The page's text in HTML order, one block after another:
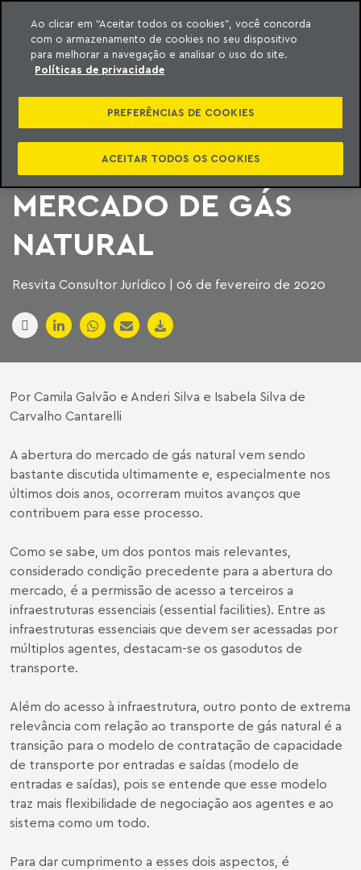
o conteúdo
Machado Meyer
MAIS UM PASSO NA
CORRIDA PARA A
ABERTURA DO
MERCADO DE GÁS
NATURAL
Resvita Consultor Jurídico | 06 de fevereiro de 2020
Por Camila Galvão e Anderi Silva e Isabela Silva de
Carvalho Cantarelli
A abertura do mercado de gás natural vem sendo
bastante discutida ultimamente e, especialmente nos
últimos dois anos, ocorreram muitos avanços que
contribuem para esse processo.
Como se sabe, um dos pontos mais relevantes,
considerado condição precedente para a abertura do
mercado, é a permissão de acesso a terceiros a
infraestruturas essenciais (essential facilities). Entre as
infraestruturas essenciais que devem ser acessadas por
múltiplos agentes, destacam-se os gasodutos de
transporte.
Além do acesso à infraestrutura, outro ponto de extrema
relevância com relação ao transporte de gás natural é a
transição para o modelo de contratação de capacidade
de transporte por entradas e saídas (modelo de
entradas e saídas), pois se entende que esse modelo
traz mais flexibilidade de negociação aos agentes e ao
sistema como um todo.
Para dar cumprimento a esses dois aspectos, é
Ao clicar em “Aceitar todos os cookies”, você concorda
com o armazenamento de cookies no seu dispositivo
para melhorar a navegação e analisar o uso do site.
Políticas de privacidade
PREFERÊNCIAS DE COOKIES
ACEITAR TODOS OS COOKIES